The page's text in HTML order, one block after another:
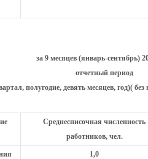
за 9 месяцев (январь-сентябрь)
отчетный период
полугодие, девять месяцев, год)(
Среднесписочная численность
работников, чел.
1,0